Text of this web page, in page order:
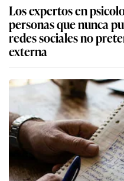
Los expertos en
personas que nunca
redes sociales no
externa